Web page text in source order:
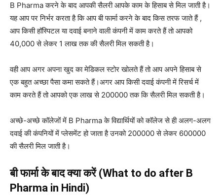
B Pharma करने के बाद आपकी सैलरी आपके काम के हिसाब से मिल जाती है।
यह आप पर निर्भर करता है कि आप बी फार्मा करने के बाद किस तरफ जाते हैं ,
आप किसी हॉस्पिटल या दवाई बनाने वाली कंपनी में काम करते हैं तो आपको
40,000 से लेकर 1 लाख तक की सैलरी मिल सकती है।
वही आप अगर अपना खुद का मेडिकल स्टोर खोलते हैं तो आप अपने हिसाब से
एक बहुत अच्छा पैसा कमा सकते हैं।अगर आप किसी दवाई कंपनी में रिसर्च में
काम करते हैं तो आपको एक लाख से 200000 तक कि सैलरी मिल सकती है।
अच्छे-अच्छे कॉलेजों में B Pharma के विद्यार्थियों को कॉलेज से ही अलग-अलग
दवाई की कंपनियों में प्लेसमेंट हो जाता है उनको 200000 से लेकर 600000
की सैलरी मिल जाती है।
बी फार्मा के बाद क्या करें (What to do after B
Pharma in Hindi)